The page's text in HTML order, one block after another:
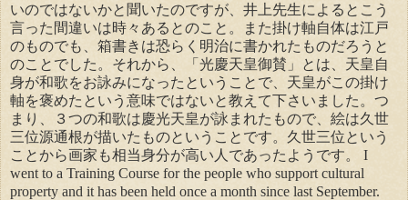
いのではないかと聞いたのですが、井上先生によるとこう
言った間違いは時々あるとのこと。また掛け軸自体は江戸
のものでも、箱書きは恐らく明治に書かれたものだろうと
のことでした。それから、「光慶天皇御賛」とは、天皇自
身が和歌をお詠みになったということで、天皇がこの掛け
軸を褒めたという意味ではないと教えて下さいました。つ
まり、３つの和歌は慶光天皇が詠まれたもので、絵は久世
三位源通根が描いたものということです。久世三位という
ことから画家も相当身分が高い人であったようです。 I
went to a Training Course for the people who support cultural
property and it has been held once a month since last September.